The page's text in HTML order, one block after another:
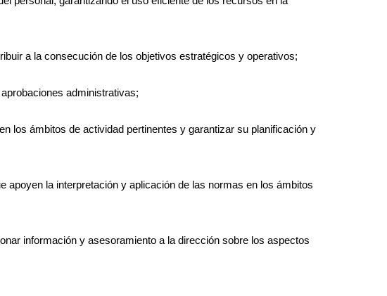
a la consecución de los objetivos estratégicos y operativos;
administrativas;
los ámbitos de actividad pertinentes y garantizar su planificación y
la interpretación y aplicación de las normas en los ámbitos
información y asesoramiento a la dirección sobre los aspectos